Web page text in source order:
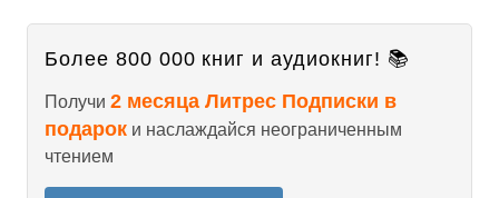
Более 800 000 книг и аудиокниг! 📚
Получи 2 месяца Литрес Подписки в
подарок и наслаждайся неограниченным
чтением